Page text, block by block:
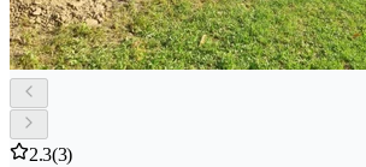
2.3(3)